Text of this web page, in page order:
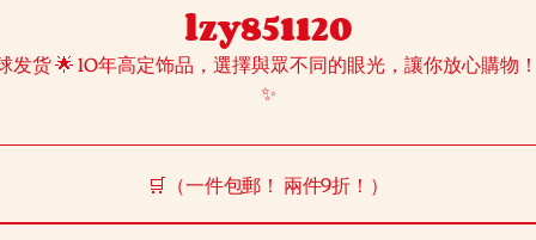
lzy851120
发货 🌟 10年高定饰品，選擇與眾不同的眼光，讓你放心購物
✨
🛒（一件包郵！ 兩件9折！）